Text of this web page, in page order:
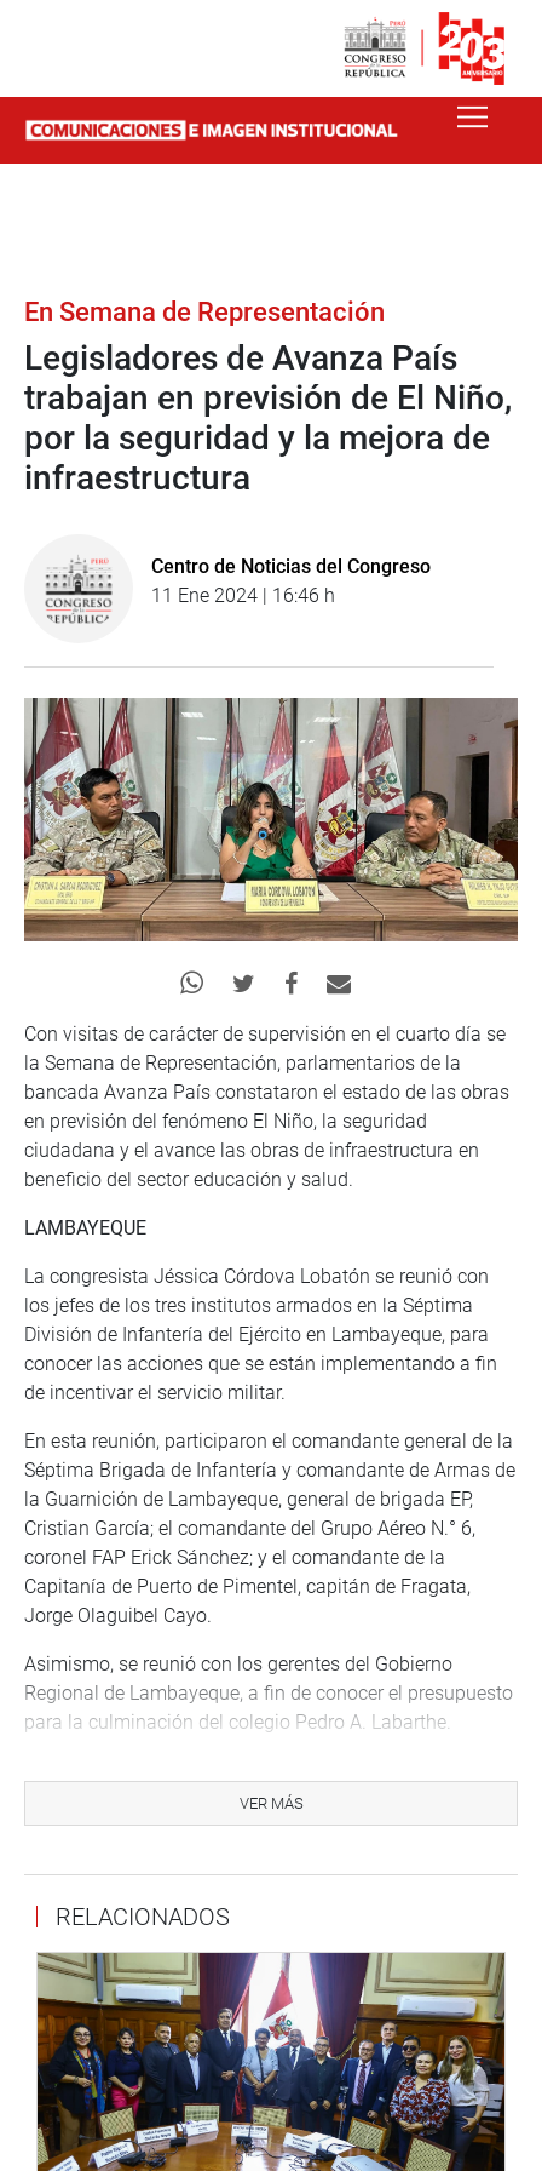
En Semana de Representación
Legisladores de Avanza País
trabajan en previsión de El Niño,
por la seguridad y la mejora de
infraestructura
Centro de Noticias del Congreso
11 Ene 2024 | 16:46 h
Con visitas de carácter de supervisión en el cuarto día se
la Semana de Representación, parlamentarios de la
bancada Avanza País constataron el estado de las obras
en previsión del fenómeno El Niño, la seguridad
ciudadana y el avance las obras de infraestructura en
beneficio del sector educación y salud.
LAMBAYEQUE
La congresista Jéssica Córdova Lobatón se reunió con
los jefes de los tres institutos armados en la Séptima
División de Infantería del Ejército en Lambayeque, para
conocer las acciones que se están implementando a fin
de incentivar el servicio militar.
En esta reunión, participaron el comandante general de la
Séptima Brigada de Infantería y comandante de Armas de
la Guarnición de Lambayeque, general de brigada EP,
Cristian García; el comandante del Grupo Aéreo N.° 6,
coronel FAP Erick Sánchez; y el comandante de la
Capitanía de Puerto de Pimentel, capitán de Fragata,
Jorge Olaguibel Cayo.
Asimismo, se reunió con los gerentes del Gobierno
Regional de Lambayeque, a fin de conocer el presupuesto
para la culminación del colegio Pedro A. Labarthe.
expresar su cálido reconocimiento y felicitación a la
Universidad de Chiclayo, al celebrarse su trigésimo
administrativa y a los educandos.
LA LIBERTAD
El congresista Diego Bazán Calderón, en compañía de la
congresista Rosangella Barbarán Reyes (FP), se reunió
con el jefe zonal de Migraciones de La Libertad, Ismael
Iglesias.
“El funcionario, junto a su equipo técnico, nos expuso
VER MÁS
RELACIONADOS